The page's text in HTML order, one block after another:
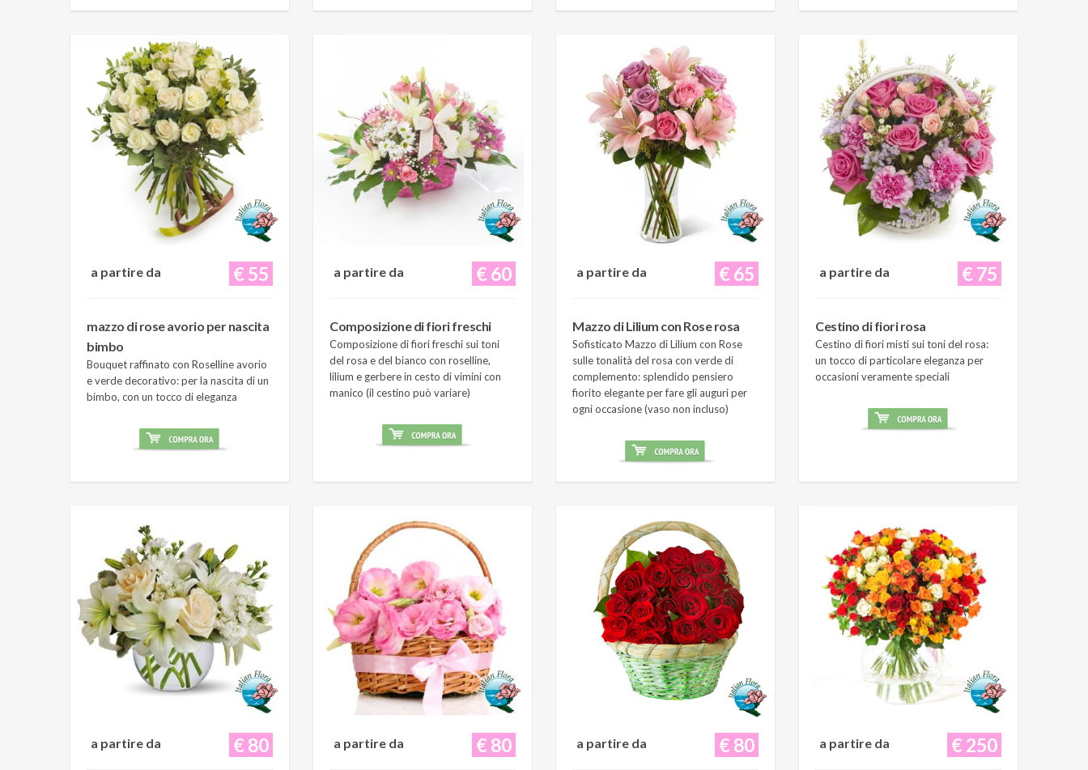
€ 55
a partire da
mazzo di rose avorio per nascita
bimbo
Bouquet raffinato con Roselline avorio
e verde decorativo: per la nascita di un
bimbo, con un tocco di eleganza
€ 60
a partire da
Composizione di fiori freschi
Composizione di fiori freschi sui toni
del rosa e del bianco con roselline,
lilium e gerbere in cesto di vimini con
manico (il cestino può variare)
€ 65
a partire da
Mazzo di Lilium con Rose rosa
Sofisticato Mazzo di Lilium con Rose
sulle tonalità del rosa con verde di
complemento: splendido pensiero
fiorito elegante per fare gli auguri per
ogni occasione (vaso non incluso)
€ 75
a partire da
Cestino di fiori rosa
Cestino di fiori misti sui toni del rosa:
un tocco di particolare eleganza per
occasioni veramente speciali
€ 80
a partire da € 80
a partire da € 80
a partire da € 250
a partire da